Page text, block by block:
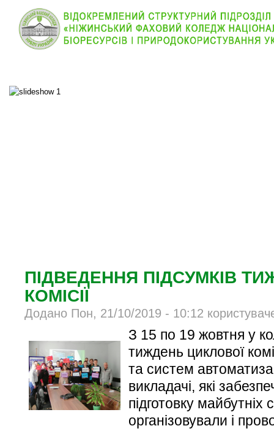
ПІДВЕДЕННЯ ПІДСУМКІВ
КОМІСІЇ
Додано Пон, 21/10/2019 - 10:12
З 15 по 19 жовтня у
тиждень циклової
та систем
викладачі, які
підготовку майбутніх
організовували і